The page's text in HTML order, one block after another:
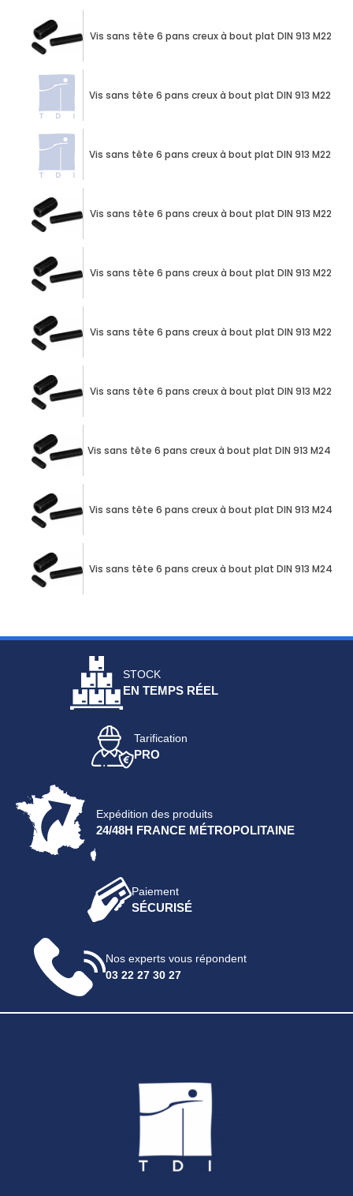
Vis sans tête 6 pans creux à bout plat DIN 913 M22 X
Vis sans tête 6 pans creux à bout plat DIN 913 M22 X
Vis sans tête 6 pans creux à bout plat DIN 913 M22 X
Vis sans tête 6 pans creux à bout plat DIN 913 M22 X
Vis sans tête 6 pans creux à bout plat DIN 913 M22 X
Vis sans tête 6 pans creux à bout plat DIN 913 M22 X
Vis sans tête 6 pans creux à bout plat DIN 913 M22 X
Vis sans tête 6 pans creux à bout plat DIN 913 M24 X
Vis sans tête 6 pans creux à bout plat DIN 913 M24 X
Vis sans tête 6 pans creux à bout plat DIN 913 M24 X
STOCK
EN TEMPS RÉEL
Tarification
PRO
Expédition des produits
24/48H FRANCE MÉTROPOLITAINE
Paiement
SÉCURISÉ
Nos experts vous répondent
03 22 27 30 27